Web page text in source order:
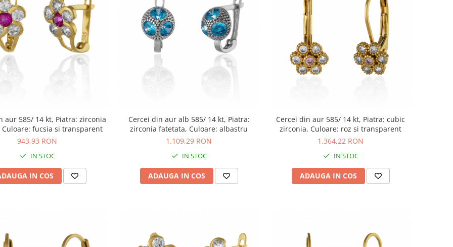
aur 585/ 14 kt, Piatra: zirconia
fucsia si transparent
943,93 RON
IN STOC
IN COS
Cercei din aur alb 585/ 14 kt, Piatra:
zirconia fatetata, Culoare: albastru
1.109,29 RON
IN STOC
ADAUGA IN COS
Cercei din aur 585/ 14 kt, Piatra: cubic
zirconia, Culoare: roz si transparent
1.364,22 RON
IN STOC
ADAUGA IN COS